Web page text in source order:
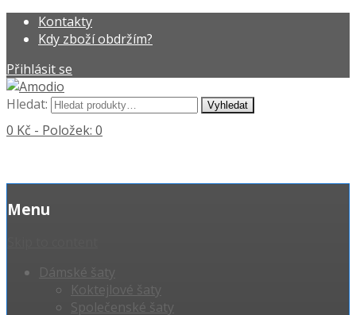
Kontakty
Kdy zboží obdržím?
Přihlásit se
Hledat:
0 Kč - Položek: 0
Menu
Dámské šaty
Koktejlové šaty
Společenské šaty